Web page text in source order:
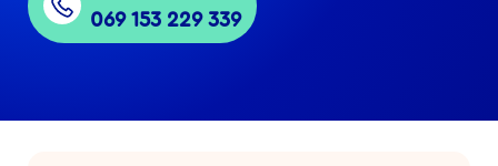
069 153 229 339